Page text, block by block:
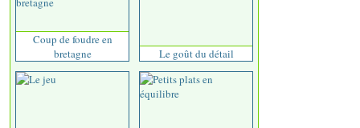
Coup de foudre en
bretagne
Le goût du détail